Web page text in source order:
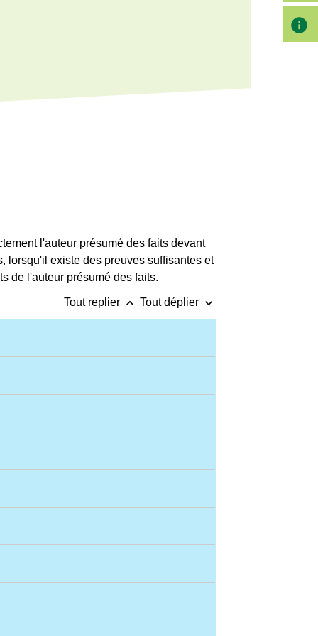
l'auteur présumé des faits devant
, lorsqu'il existe des preuves suffisantes et
de l'auteur présumé des faits.
Tout replier keyboard_arrow_up Tout déplier keyboard_arrow_down
info